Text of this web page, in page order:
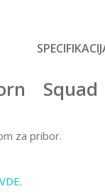
Squad
za pribor.
.